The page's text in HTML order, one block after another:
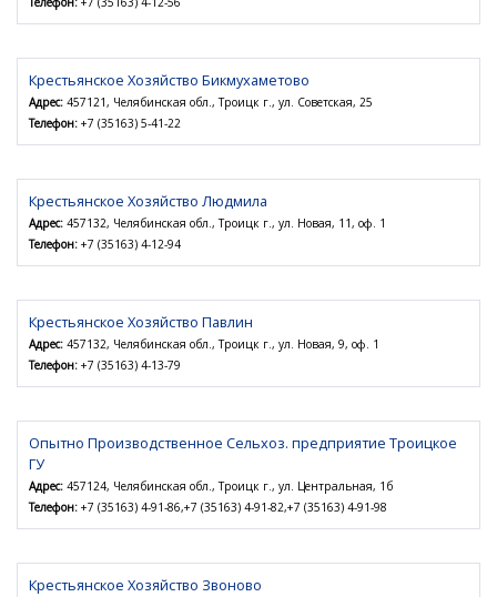
Крестьянское Хозяйство Бикмухаметово
Адрес: 457121, Челябинская обл., Троицк г., ул. Советская, 25
Телефон: +7 (35163) 5-41-22
Крестьянское Хозяйство Людмила
Адрес: 457132, Челябинская обл., Троицк г., ул. Новая, 11, оф. 1
Телефон: +7 (35163) 4-12-94
Крестьянское Хозяйство Павлин
Адрес: 457132, Челябинская обл., Троицк г., ул. Новая, 9, оф. 1
Телефон: +7 (35163) 4-13-79
Опытно Производственное Сельхоз. предприятие Троицкое
ГУ
Адрес: 457124, Челябинская обл., Троицк г., ул. Центральная, 1б
Телефон: +7 (35163) 4-91-86,+7 (35163) 4-91-82,+7 (35163) 4-91-98
Крестьянское Хозяйство Звоново